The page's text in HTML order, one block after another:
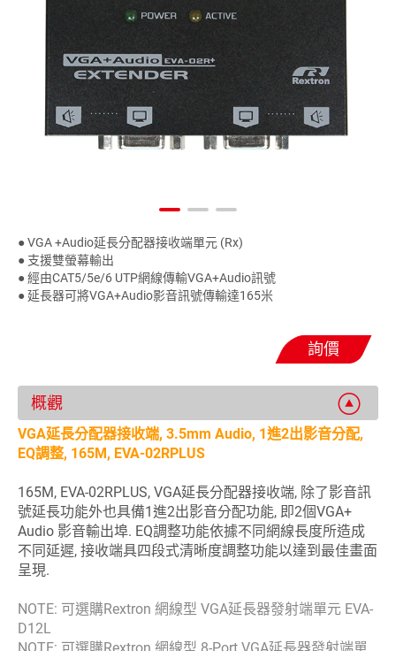
● VGA +Audio延長分配器接收端單元 (Rx)
● 支援雙螢幕輸出
● 經由CAT5/5e/6 UTP網線傳輸VGA+Audio訊號
● 延長器可將VGA+Audio影音訊號傳輸達165米
詢價
概觀
VGA延長分配器接收端, 3.5mm Audio, 1進2出影音分配,
EQ調整, 165M, EVA-02RPLUS
165M, EVA-02RPLUS, VGA延長分配器接收端, 除了影音訊
號延長功能外也具備1進2出影音分配功能, 即2個VGA+
Audio 影音輸出埠. EQ調整功能依據不同網線長度所造成
不同延遲, 接收端具四段式清晰度調整功能以達到最佳畫面
呈現.
NOTE: 可選購Rextron 網線型 VGA延長器發射端單元 EVA-
D12L